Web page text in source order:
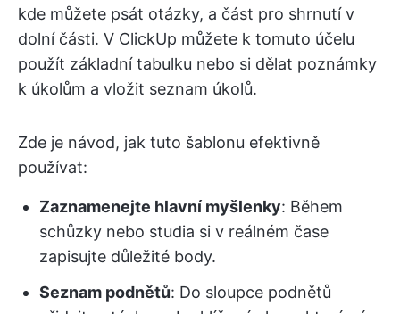
kde můžete psát otázky, a část pro shrnutí v
dolní části. V ClickUp můžete k tomuto účelu
použít základní tabulku nebo si dělat poznámky
k úkolům a vložit seznam úkolů.
Zde je návod, jak tuto šablonu efektivně
používat:
Zaznamenejte hlavní myšlenky: Během
schůzky nebo studia si v reálném čase
zapisujte důležité body.
Seznam podnětů: Do sloupce podnětů